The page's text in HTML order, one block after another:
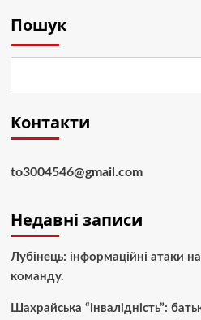
Пошук
Контакти
to3004546@gmail.com
Недавні записи
Лубінець: інформаційні атаки
команду.
Шахрайська “інвалідність”: